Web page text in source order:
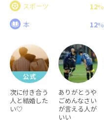
スポーツ
12%
本
12%
次に付き合う
人と結婚した
い♡
ありがとうや
ごめんなさい
が言える人が
いい